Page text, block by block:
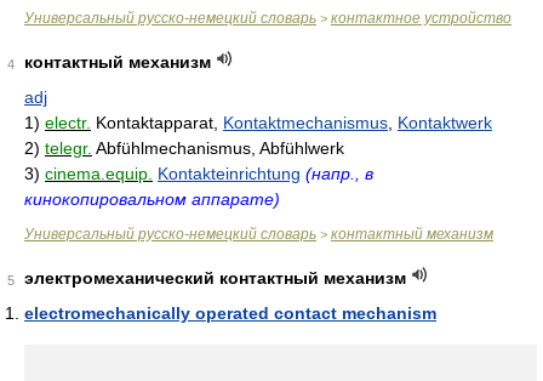
Универсальный русско-немецкий словарь > контактное устройство
4
контактный механизм
adj
1) electr. Kontaktapparat, Kontaktmechanismus Kontaktwerk
2) telegr. Abfühlmechanismus, Abfühlwerk
3) cinema.equip. Kontakteinrichtung (напр., в
кинокопировальном аппарате)
Универсальный русско-немецкий словарь > контактный механизм
5
электромеханический контактный механизм
electromechanically operated contact mechanism